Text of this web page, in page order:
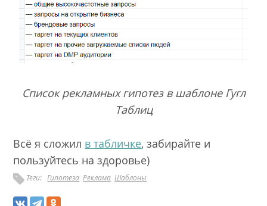
Список рекламных гипотез в шаблоне Гугл
Таблиц
Всё я сложил в табличке, забирайте и
пользуйтесь на здоровье)
Теги: Гипотеза Реклама Шаблоны